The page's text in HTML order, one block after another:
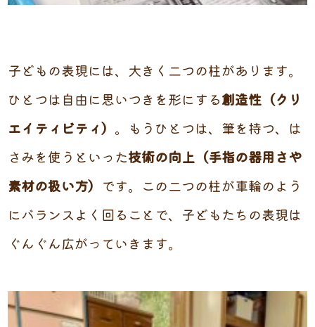
子どもの表現には、大きく二つの柱があります。
ひとつは自由に思いつきを形にする創造性（クリ
エイティビティ） 。もうひとつは、筆を持つ、は
さみを使うといった技術の向上（手指の器用さや
素材の扱い方） です。この二つの柱が車輪のよう
にバランスよく回ることで、子どもたちの表現は
ぐんぐん広がっていきます。